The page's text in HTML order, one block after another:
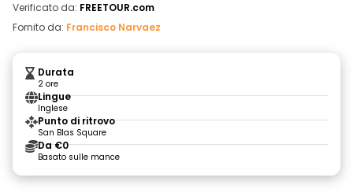
Verificato da: FREETOUR.com
Fornito da: Francisco Narvaez
Durata
2 ore
Lingue
Inglese
Punto di ritrovo
San Blas Square
Da €0
Basato sulle mance